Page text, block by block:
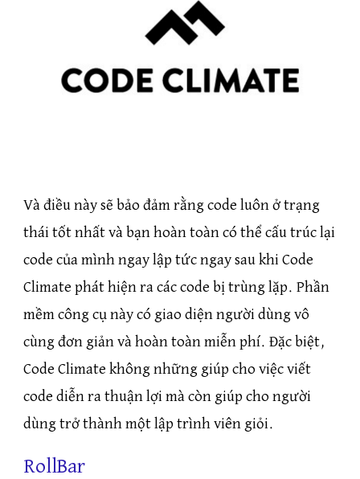
Và điều này sẽ bảo đảm rằng code luôn ở trạng
thái tốt nhất và bạn hoàn toàn có thể cấu trúc lại
code của mình ngay lập tức ngay sau khi Code
Climate phát hiện ra các code bị trùng lặp. Phần
mềm công cụ này có giao diện người dùng vô
cùng đơn giản và hoàn toàn miễn phí. Đặc biệt,
Code Climate không những giúp cho việc viết
code diễn ra thuận lợi mà còn giúp cho người
dùng trở thành một lập trình viên giỏi.
RollBar